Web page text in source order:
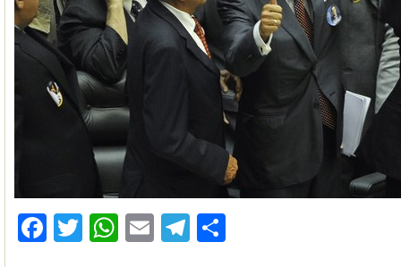
Facebook
Twitter
WhatsApp
EmailTelegram